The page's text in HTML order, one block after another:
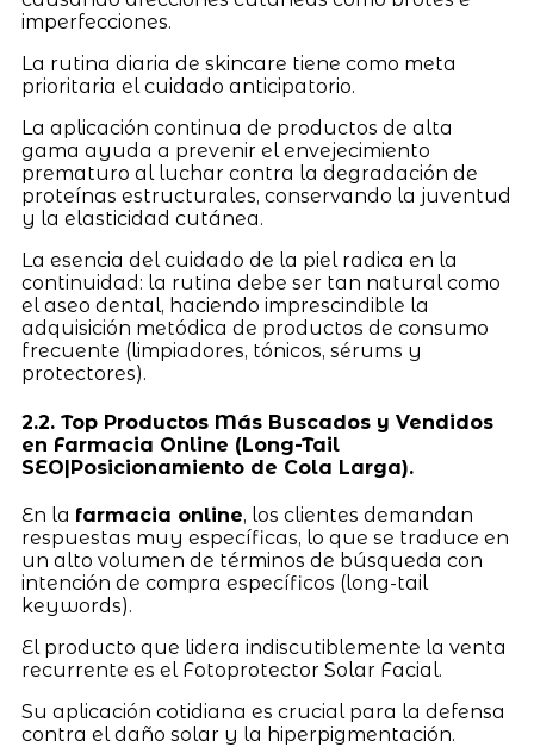
imperfecciones.
La rutina diaria de skincare tiene como meta
prioritaria el cuidado anticipatorio.
La aplicación continua de productos de alta
gama ayuda a prevenir el envejecimiento
prematuro al luchar contra la degradación de
proteínas estructurales, conservando la juventud
y la elasticidad cutánea.
La esencia del cuidado de la piel radica en la
continuidad: la rutina debe ser tan natural como
el aseo dental, haciendo imprescindible la
adquisición metódica de productos de consumo
frecuente (limpiadores, tónicos, sérums y
protectores).
2.2. Top Productos Más Buscados y Vendidos
en Farmacia Online (Long-Tail
SEO|Posicionamiento de Cola Larga).
En la farmacia online, los clientes demandan
respuestas muy específicas, lo que se traduce en
un alto volumen de términos de búsqueda con
intención de compra específicos (long-tail
keywords).
El producto que lidera indiscutiblemente la venta
recurrente es el Fotoprotector Solar Facial.
Su aplicación cotidiana es crucial para la defensa
contra el daño solar y la hiperpigmentación.